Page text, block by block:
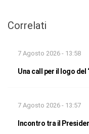
Correlati
7 Agosto 2026 - 13:58
Una call per il logo
7 Agosto 2026 - 13:57
Incontro tra il